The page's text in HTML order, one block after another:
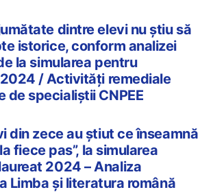
dintre elevi nu știu să
istorice, conform analizei
la simularea pentru
/ Activități remediale
de specialiștii CNPEE
din zece au știut ce înseamnă
fiece pas”, la simularea
2024 – Analiza
Limba și literatura română